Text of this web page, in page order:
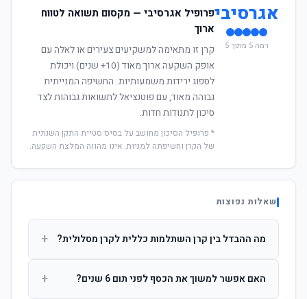
אגרסיבי
רמה 5 מתוך 5
פרופיל אגרסיבי — מקסום תשואה לטווח
ארוך
קרן זו מתאימה למשקיעים צעירים או לאלה עם
אופק השקעה ארוך מאוד (10+ שנים) ויכולת
לספוג ירידות משמעותיות. החשיפה המנייתית
גבוהה מאוד, עם פוטנציאל לתשואות גבוהות לצד
סיכון לתנודות חדות.
* פרופיל הסיכון מחושב על בסיס סטיית התקן השנתית
של הקרן וחשיפתה למניות. אינו מהווה המלצת השקעה.
שאלות נפוצות
מה ההבדל בין קרן השתלמות כללית לקרן מסלולית? +
ההשקעות. קרן מסלולית עוקבת אחרי מדד ספציפי ומאפשרת
האם אפשר למשוך את הכסף לפני תום 6 שנים? +